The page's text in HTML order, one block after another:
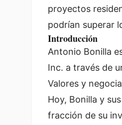
proyectos
podrían superar
Introducción
Antonio Bonilla
Inc. a través de
Valores y
Hoy, Bonilla y
fracción de su